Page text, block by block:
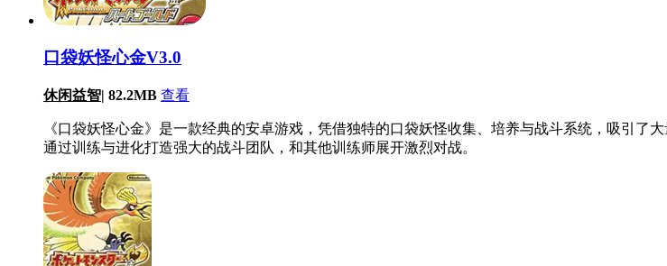
口袋妖怪心金V3.0
休闲益智| 82.2MB 查看
《口袋妖怪心金》是一款经典的安卓游戏，凭借独特的口袋妖怪收集、培养与战斗系统，吸引了
通过训练与进化打造强大的战斗团队，和其他训练师展开激烈对战。